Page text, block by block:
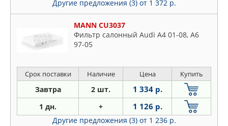
Другие предложения (3) от 1 372 р.
MANN CU3037
Фильтр салонный Audi A4 01-08, A6
97-05
Срок поставки Наличие Цена Купить
Завтра 2 шт. 1 334 р.
1 дн. + 1 126 р.
Другие предложения (3) от 1 236 р.